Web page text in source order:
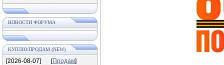
НОВОСТИ ФОРУМА
КУПЛЮ/ПРОДАМ (NEW)
[2026-08-07] [Продам]